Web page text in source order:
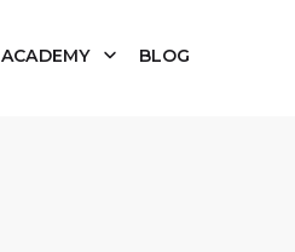
ACADEMY BLOG